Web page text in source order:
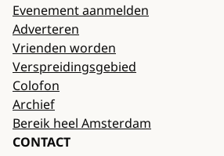
Evenement aanmelden
Adverteren
Vrienden worden
Verspreidingsgebied
Colofon
Archief
Bereik heel Amsterdam
CONTACT